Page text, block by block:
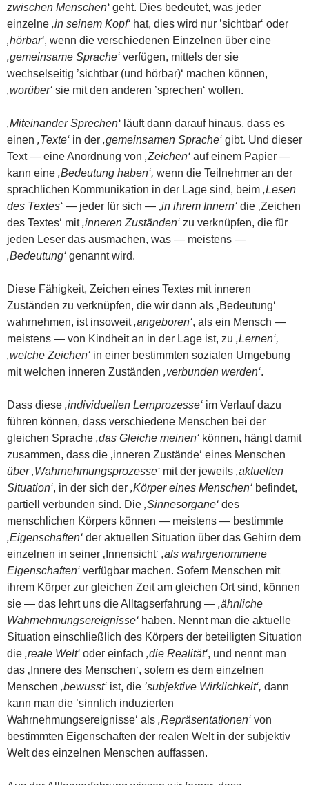
zwischen Menschen‘ geht. Dies bedeutet, was jeder
einzelne ‚in seinem Kopf‘ hat, dies wird nur ’sichtbar‘ oder
‚hörbar‘, wenn die verschiedenen Einzelnen über eine
‚gemeinsame Sprache‘ verfügen, mittels der sie
wechselseitig ’sichtbar (und hörbar)‘ machen können,
‚worüber‘ sie mit den anderen ’sprechen‘ wollen.
‚Miteinander Sprechen‘ läuft dann darauf hinaus, dass es
einen ‚Texte‘ in der ‚gemeinsamen Sprache‘ gibt. Und dieser
Text — eine Anordnung von ‚Zeichen‘ auf einem Papier —
kann eine ‚Bedeutung haben‘, wenn die Teilnehmer an der
sprachlichen Kommunikation in der Lage sind, beim ‚Lesen
des Textes‘ — jeder für sich — ‚in ihrem Innern‘ die ‚Zeichen
des Textes‘ mit‚inneren Zuständen‘ zu verknüpfen, die für
jeden Leser das ausmachen, was — meistens —
‚Bedeutung‘ genannt wird.
Diese Fähigkeit, Zeichen eines Textes mit inneren
Zuständen zu verknüpfen, die wir dann als ‚Bedeutung‘
wahrnehmen, ist insoweit‚angeboren‘, als ein Mensch —
meistens — von Kindheit an in der Lage ist, zu ‚Lernen‘,
‚welche Zeichen‘ in einer bestimmten sozialen Umgebung
mit welchen inneren Zuständen ‚verbunden werden‘.
Dass diese ‚individuellen Lernprozesse‘ im Verlauf dazu
führen können, dass verschiedene Menschen bei der
gleichen Sprache ‚das Gleiche meinen‘ können, hängt damit
zusammen, dass die ‚inneren Zustände‘ eines Menschen
über ‚Wahrnehmungsprozesse‘ mit der jeweils ‚aktuellen
Situation‘, in der sich der ‚Körper eines Menschen‘ befindet,
partiell verbunden sind. Die ‚Sinnesorgane‘ des
menschlichen Körpers können — meistens — bestimmte
‚Eigenschaften‘ der aktuellen Situation über das Gehirn dem
einzelnen in seiner ‚Innensicht‘ ‚als wahrgenommene
Eigenschaften‘ verfügbar machen. Sofern Menschen mit
ihrem Körper zur gleichen Zeit am gleichen Ort sind, können
sie — das lehrt uns die Alltagserfahrung — ‚ähnliche
Wahrnehmungsereignisse‘ haben. Nennt man die aktuelle
Situation einschließlich des Körpers der beteiligten Situation
die ‚reale Welt‘ oder einfach ‚die Realität‘, und nennt man
das ‚Innere des Menschen‘, sofern es dem einzelnen
Menschen ‚bewusst‘ ist, die ’subjektive Wirklichkeit‘, dann
kann man die ’sinnlich induzierten
Wahrnehmungsereignisse‘ als ‚Repräsentationen‘ von
bestimmten Eigenschaften der realen Welt in der subjektiv
Welt des einzelnen Menschen auffassen.